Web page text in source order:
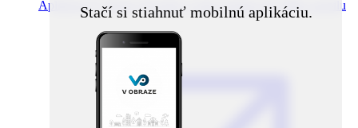
Aplikácia V obraze Novinky z obce priamo do vášho mobilu
Stačí si stiahnuť mobilnú aplikáciu.